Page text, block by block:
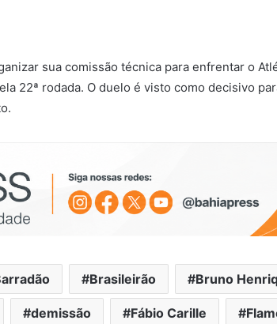
sua comissão técnica para enfrentar o
22ª rodada. O duelo é visto como decisivo
Brasileirão Bruno
demissão Fábio Carille